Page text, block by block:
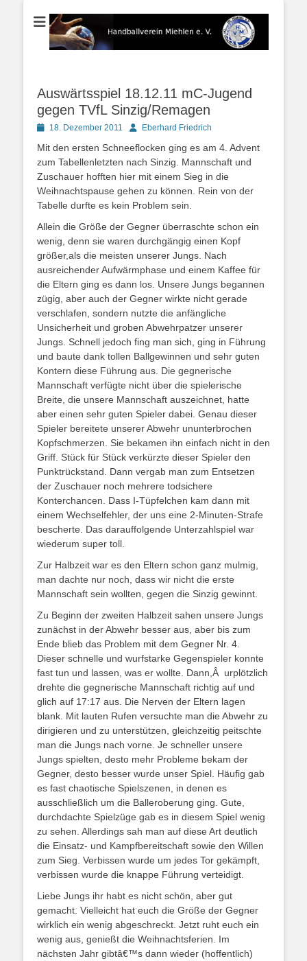
Handballverein
Miehlen e. V.
Der Handballverein im Blauen Ländchen
Auswärtsspiel 18.12.11 mC-Jugend
gegen TVfL Sinzig/Remagen
Posted18. Dezember 2011 AutorEberhard Friedrich
Mit den ersten Schneeflocken ging es am 4. Advent
zum Tabellenletzten nach Sinzig. Mannschaft und
Zuschauer hofften hier mit einem Sieg in die
Weihnachtspause gehen zu können. Rein von der
Tabelle durfte es kein Problem sein.
Allein die Größe der Gegner überraschte schon ein
wenig, denn sie waren durchgängig einen Kopf
größer,als die meisten unserer Jungs. Nach
ausreichender Aufwärmphase und einem Kaffee für
die Eltern ging es dann los. Unsere Jungs begannen
zügig, aber auch der Gegner wirkte nicht gerade
verschlafen, sondern nutzte die anfängliche
Unsicherheit und groben Abwehrpatzer unserer
Jungs. Schnell jedoch fing man sich, ging in Führung
und baute dank tollen Ballgewinnen und sehr guten
Kontern diese Führung aus. Die gegnerische
Mannschaft verfügte nicht über die spielerische
Breite, die unsere Mannschaft auszeichnet, hatte
aber einen sehr guten Spieler dabei. Genau dieser
Spieler bereitete unserer Abwehr ununterbrochen
Kopfschmerzen. Sie bekamen ihn einfach nicht in den
Griff. Stück für Stück verkürzte dieser Spieler den
Punktrückstand. Dann vergab man zum Entsetzen
der Zuschauer noch mehrere todsichere
Konterchancen. Dass I-Tüpfelchen kam dann mit
einem Wechselfehler, der uns eine 2-Minuten-Strafe
bescherte. Das darauffolgende Unterzahlspiel war
wiederum super toll.
Zur Halbzeit war es den Eltern schon ganz mulmig,
man dachte nur noch, dass wir nicht die erste
Mannschaft sein wollten, gegen die Sinzig gewinnt.
Zu Beginn der zweiten Halbzeit sahen unsere Jungs
zunächst in der Abwehr besser aus, aber bis zum
Ende blieb das Problem mit dem Gegner Nr. 4.
Dieser schnelle und wurfstarke Gegenspieler konnte
fast tun und lassen, was er wollte. Dann,Â urplötzlich
drehte die gegnerische Mannschaft richtig auf und
glich auf 17:17 aus. Die Nerven der Eltern lagen
blank. Mit lauten Rufen versuchte man die Abwehr zu
dirigieren und zu unterstützen, gleichzeitig peitschte
man die Jungs nach vorne. Je schneller unsere
Jungs spielten, desto mehr Probleme bekam der
Gegner, desto besser wurde unser Spiel. Häufig gab
es fast chaotische Spielszenen, in denen es
ausschließlich um die Balleroberung ging. Gute,
durchdachte Spielzüge gab es in diesem Spiel wenig
zu sehen. Allerdings sah man auf diese Art deutlich
die Einsatz- und Kampfbereitschaft sowie den Willen
zum Sieg. Verbissen wurde um jedes Tor gekämpft,
verbissen wurde die knappe Führung verteidigt.
Liebe Jungs ihr habt es nicht schön, aber gut
gemacht. Vielleicht hat euch die Größe der Gegner
wirklich ein wenig abgeschreckt. Jetzt ruht euch ein
wenig aus, genießt die Weihnachtsferien. Im
nächsten Jahr gibtâ€™s dann wieder (hoffentlich)